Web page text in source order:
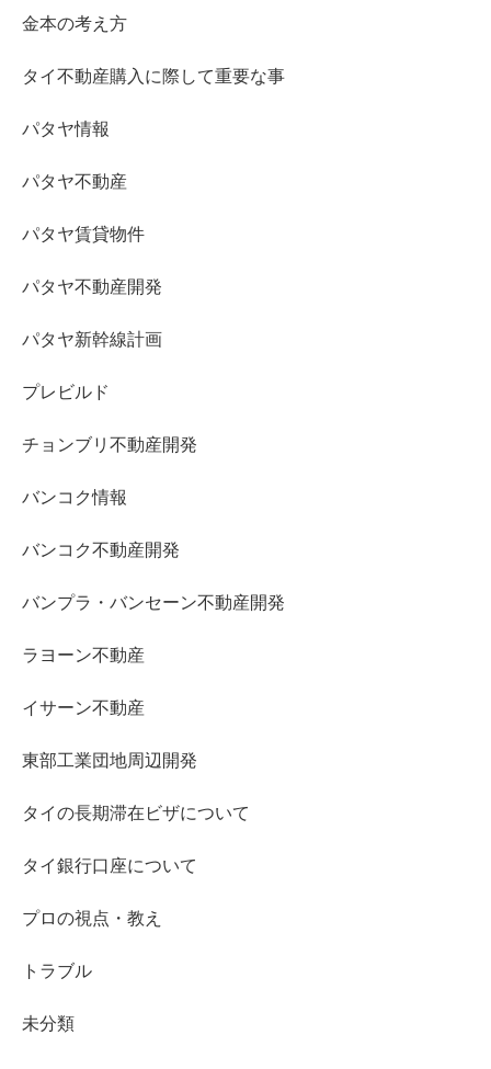
金本の考え方
タイ不動産購入に際して重要な事
パタヤ情報
パタヤ不動産
パタヤ賃貸物件
パタヤ不動産開発
パタヤ新幹線計画
プレビルド
チョンブリ不動産開発
バンコク情報
バンコク不動産開発
バンプラ・バンセーン不動産開発
ラヨーン不動産
イサーン不動産
東部工業団地周辺開発
タイの長期滞在ビザについて
タイ銀行口座について
プロの視点・教え
トラブル
未分類